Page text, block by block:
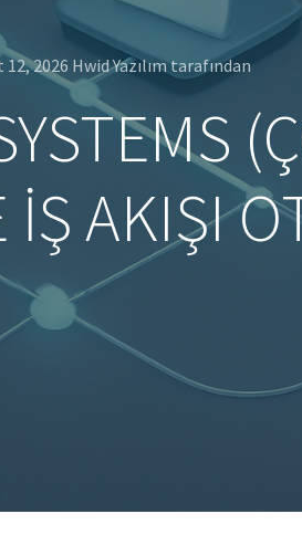
12, 2026 Hwid Yazılımtarafından
AKIŞI